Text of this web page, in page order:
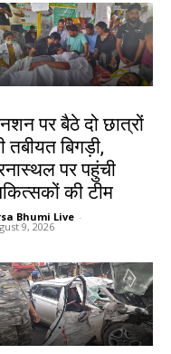
पर बैठे दो छात्रों
तबीयत बिगड़ी,
पर पहुंची
की टीम
Bhumi Live -
9, 2026